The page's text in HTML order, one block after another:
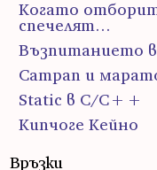
Когато
спечелят…
Възпитанието
Сатрап и
Static в C/C++
Кипчоге Кейно
Връзки